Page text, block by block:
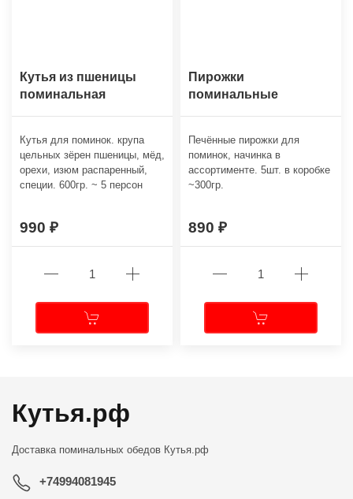
Кутья из пшеницы
поминальная
Кутья для поминок. крупа
цельных зёрен пшеницы, мёд,
орехи, изюм распаренный,
специи. 600гр. ~ 5 персон
990
Пирожки
поминальные
Печённые пирожки для
поминок, начинка в
ассортименте. 5шт. в коробке
~300гр.
890
Кутья.рф
Доставка поминальных обедов Кутья.рф
+74994081945